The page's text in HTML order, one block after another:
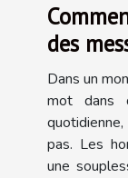
des
Dans un
mot dans
pas. Les
une